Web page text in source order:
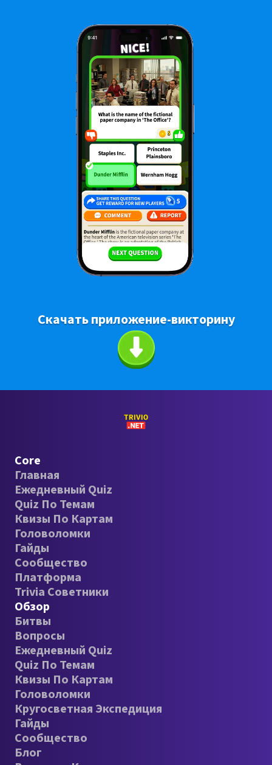
Скачать приложение-викторину
Core
Главная
Ежедневный Quiz
Quiz По Темам
Квизы По Картам
Головоломки
Гайды
Сообщество
Платформа
Trivia Советники
Обзор
Битвы
Вопросы
Ежедневный Quiz
Quiz По Темам
Квизы По Картам
Головоломки
Кругосветная Экспедиция
Гайды
Сообщество
Блог